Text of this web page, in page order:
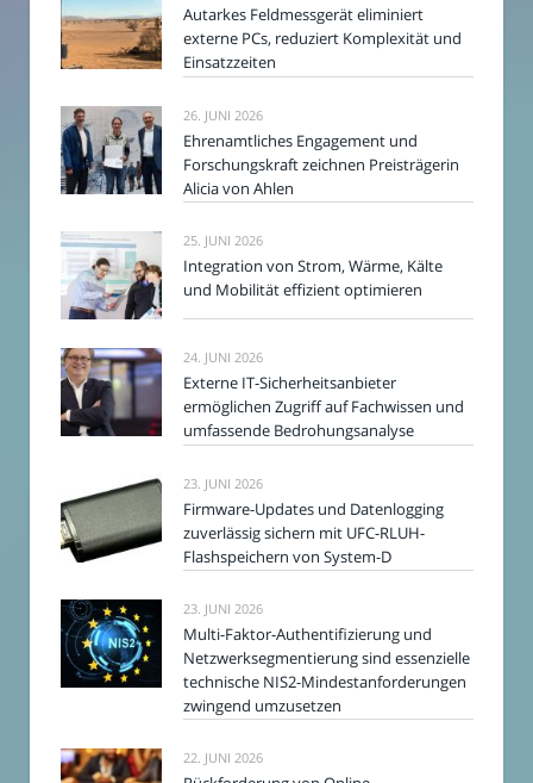
Autarkes Feldmessgerät eliminiert
externe PCs, reduziert Komplexität und
Einsatzzeiten
26. JUNI 2026
Ehrenamtliches Engagement und
Forschungskraft zeichnen Preisträgerin
Alicia von Ahlen
25. JUNI 2026
Integration von Strom, Wärme, Kälte
und Mobilität effizient optimieren
24. JUNI 2026
Externe IT-Sicherheitsanbieter
ermöglichen Zugriff auf Fachwissen und
umfassende Bedrohungsanalyse
23. JUNI 2026
Firmware-Updates und Datenlogging
zuverlässig sichern mit UFC-RLUH-
Flashspeichern von System-D
23. JUNI 2026
Multi-Faktor-Authentifizierung und
Netzwerksegmentierung sind essenzielle
technische NIS2-Mindestanforderungen
zwingend umzusetzen
22. JUNI 2026